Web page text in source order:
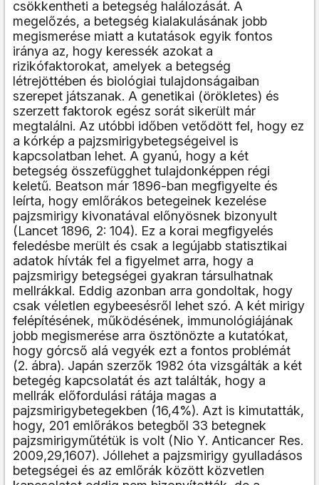
csökkentheti a betegség halálozását. A
megelőzés, a betegség kialakulásának jobb
megismerése miatt a kutatások egyik fontos
iránya az, hogy keressék azokat a
rizikófaktorokat, amelyek a betegség
létrejöttében és biológiai tulajdonságaiban
szerepet játszanak. A genetikai (örökletes) és
szerzett faktorok egész sorát sikerült már
megtalálni. Az utóbbi időben vetődött fel, hogy ez
a kórkép a pajzsmirigybetegségeivel is
kapcsolatban lehet. A gyanú, hogy a két
betegség összefügghet tulajdonképpen régi
keletű. Beatson már 1896-ban megfigyelte és
leírta, hogy emlőrákos betegeinek kezelése
pajzsmirigy kivonatával előnyösnek bizonyult
(Lancet 1896, 2: 104). Ez a korai megfigyelés
feledésbe merült és csak a legújabb statisztikai
adatok hívták fel a figyelmet arra, hogy a
pajzsmirigy betegségei gyakran társulhatnak
mellrákkal. Eddig azonban arra gondoltak, hogy
csak véletlen egybeesésről lehet szó. A két mirigy
felépítésének, működésének, immunológiájának
jobb megismerése arra ösztönözte a kutatókat,
hogy górcső alá vegyék ezt a fontos problémát
(2. ábra). Japán szerzők 1982 óta vizsgálták a két
betegég kapcsolatát és azt találták, hogy a
mellrák előfordulási rátája magas a
pajzsmirigybetegekben (16,4%). Azt is kimutatták,
hogy, 201 emlőrákos betegből 33 betegnek
pajzsmirigyműtétük is volt (Nio Y. Anticancer Res.
2009,29,1607). Jóllehet a pajzsmirigy gyulladásos
betegségei és az emlőrák között közvetlen